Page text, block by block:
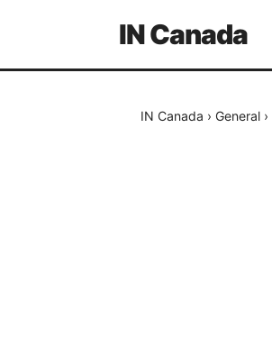
IN Canada
IN Canada › General ›